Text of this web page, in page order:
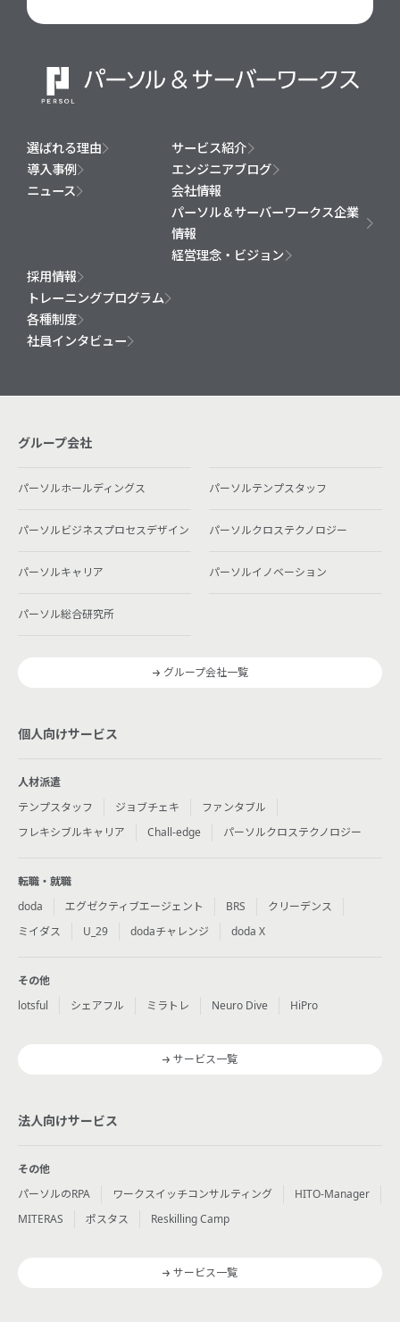
選ばれる理由
サービス紹介
導入事例
エンジニアブログ
ニュース
会社情報
パーソル＆サーバーワークス企業
情報
経営理念・ビジョン
採用情報
トレーニングプログラム
各種制度
社員インタビュー
グループ会社
パーソルホールディングス パーソルテンプスタッフ
パーソルビジネスプロセスデザイン パーソルクロステクノロジー
パーソルキャリア パーソルイノベーション
パーソル総合研究所
グループ会社一覧
個人向けサービス
人材派遣
テンプスタッフ
ジョブチェキ
ファンタブル
フレキシブルキャリア
Chall-edge パーソルクロステクノロジー
転職・就職
doda
エグゼクティブエージェント BRS
クリーデンス
ミイダス
U_29 dodaチャレンジ doda X
その他
lotsful
シェアフル ミラトレ Neuro Dive HiPro
サービス一覧
法人向けサービス
その他
パーソルのRPA
ワークスイッチコンサルティング
HITO-Manager
MITERAS
ポスタス Reskilling Camp
サービス一覧